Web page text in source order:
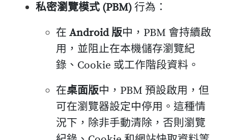
私密瀏覽模式 (PBM)行為：
在 Android 版中，PBM 會持續啟
用，並阻止在本機儲存瀏覽紀
錄、Cookie 或工作階段資料。
在桌面版中，PBM 預設啟用，但
可在瀏覽器設定中停用。這種情
況下，除非手動清除，否則瀏覽